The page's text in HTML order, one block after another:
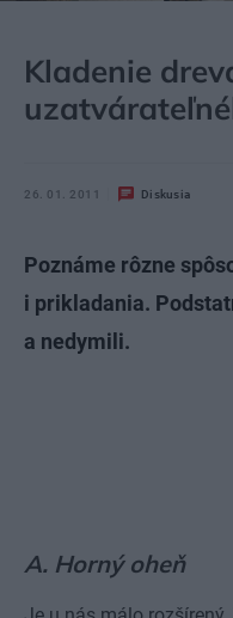
Kladenie
26. 01. 2011 Diskusia
Poznáme rôzne
i prikladania.
a nedymili.
A. Horný oheň